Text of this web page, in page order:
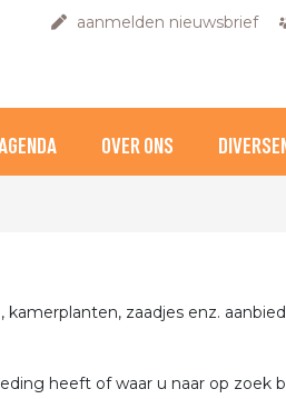
aanmelden nieuwsbrief
OVER ONS DIVERSEN
zaadjes enz.
heeft of waar u naar op zoek